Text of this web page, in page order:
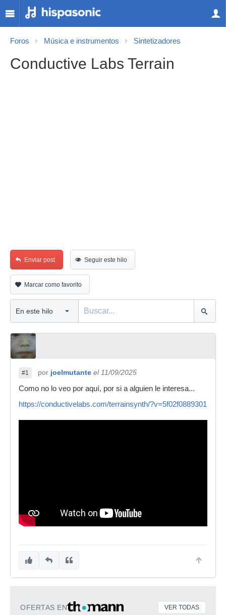
Foros Música e instrumentos Sintetizadores
Conductive Labs Terrain
Enviar post Seguir este hilo
Marcar como favorito
#1 por joelmutante el 11/09/2025
Como no lo veo por aquí, por si a alguien le interesa...
https://conductivelabs.com/terrainsynth/?v=5f02f0889301
OFERTAS EN VER TODAS